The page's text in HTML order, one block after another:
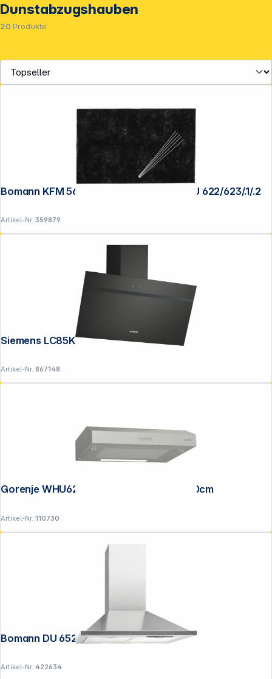
Dunstabzugshauben
20 Produkte
Bomann KFM 565 Kohlefiltermatte für DU 622/623/.1/.2
Artikel-Nr.:359879
Siemens LC85KDK60 IQ100 Schrägesse
Artikel-Nr.:867148
Gorenje WHU629ES/S Unterbauhaube 60cm
Artikel-Nr.:110730
Bomann DU 652.1 IX
Artikel-Nr.:422634
Service